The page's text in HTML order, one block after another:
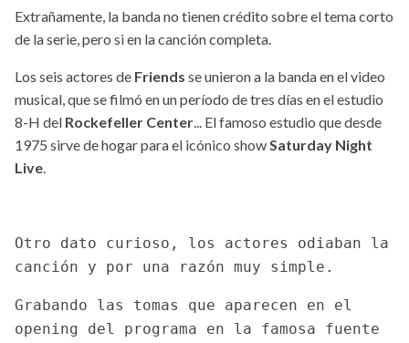
Extrañamente, la banda no tienen crédito sobre el tema corto
de la serie, pero si en la canción completa.
Los seis actores de Friends se unieron a la banda en el video
musical, que se filmó en un período de tres días en el estudio
8-H del Rockefeller Center... El famoso estudio que desde
1975 sirve de hogar para el icónico showSaturday Night
Live.
Otro dato curioso, los actores odiaban la
canción y por una razón muy simple.
Grabando las tomas que aparecen en el
opening del programa en la famosa fuente